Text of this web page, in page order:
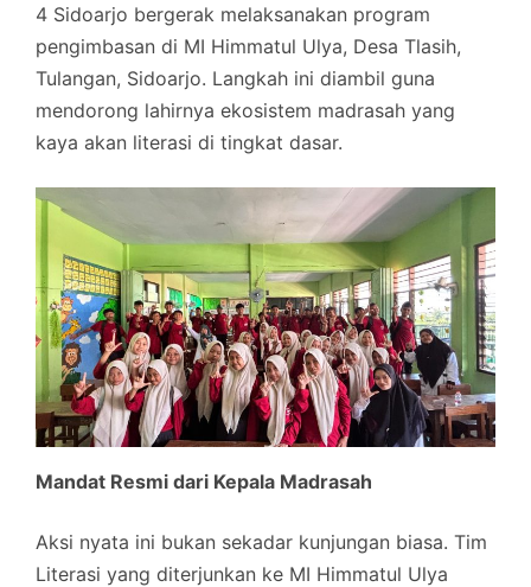
4 Sidoarjo bergerak melaksanakan program
pengimbasan di MI Himmatul Ulya, Desa Tlasih,
Tulangan, Sidoarjo. Langkah ini diambil guna
mendorong lahirnya ekosistem madrasah yang
kaya akan literasi di tingkat dasar.
Mandat Resmi dari Kepala Madrasah
Aksi nyata ini bukan sekadar kunjungan biasa. Tim
Literasi yang diterjunkan ke MI Himmatul Ulya